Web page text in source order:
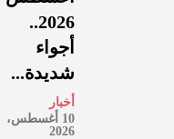
2026..
أجواء
شديدة...
أخبار
10 أغسطس،
2026